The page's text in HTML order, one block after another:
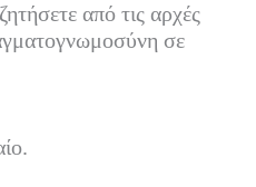
από τις αρχές
σε